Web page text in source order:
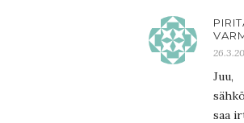
Juu,
saa